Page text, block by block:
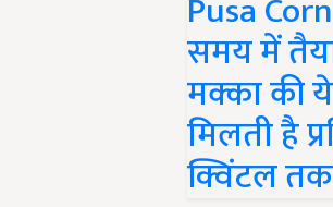
समय में
मक्का की
मिलती है
क्विंटल तक